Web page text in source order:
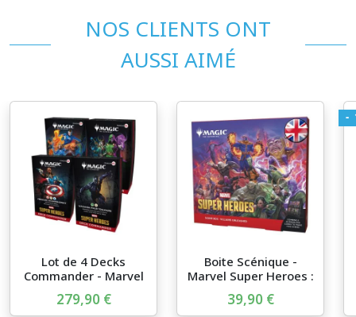
NOS CLIENTS ONT
AUSSI AIMÉ
Lot de 4 Decks
Commander - Marvel
Super He...
279,90 €
Boite Scénique -
Marvel Super Heroes :
Vil...
39,90 €
-